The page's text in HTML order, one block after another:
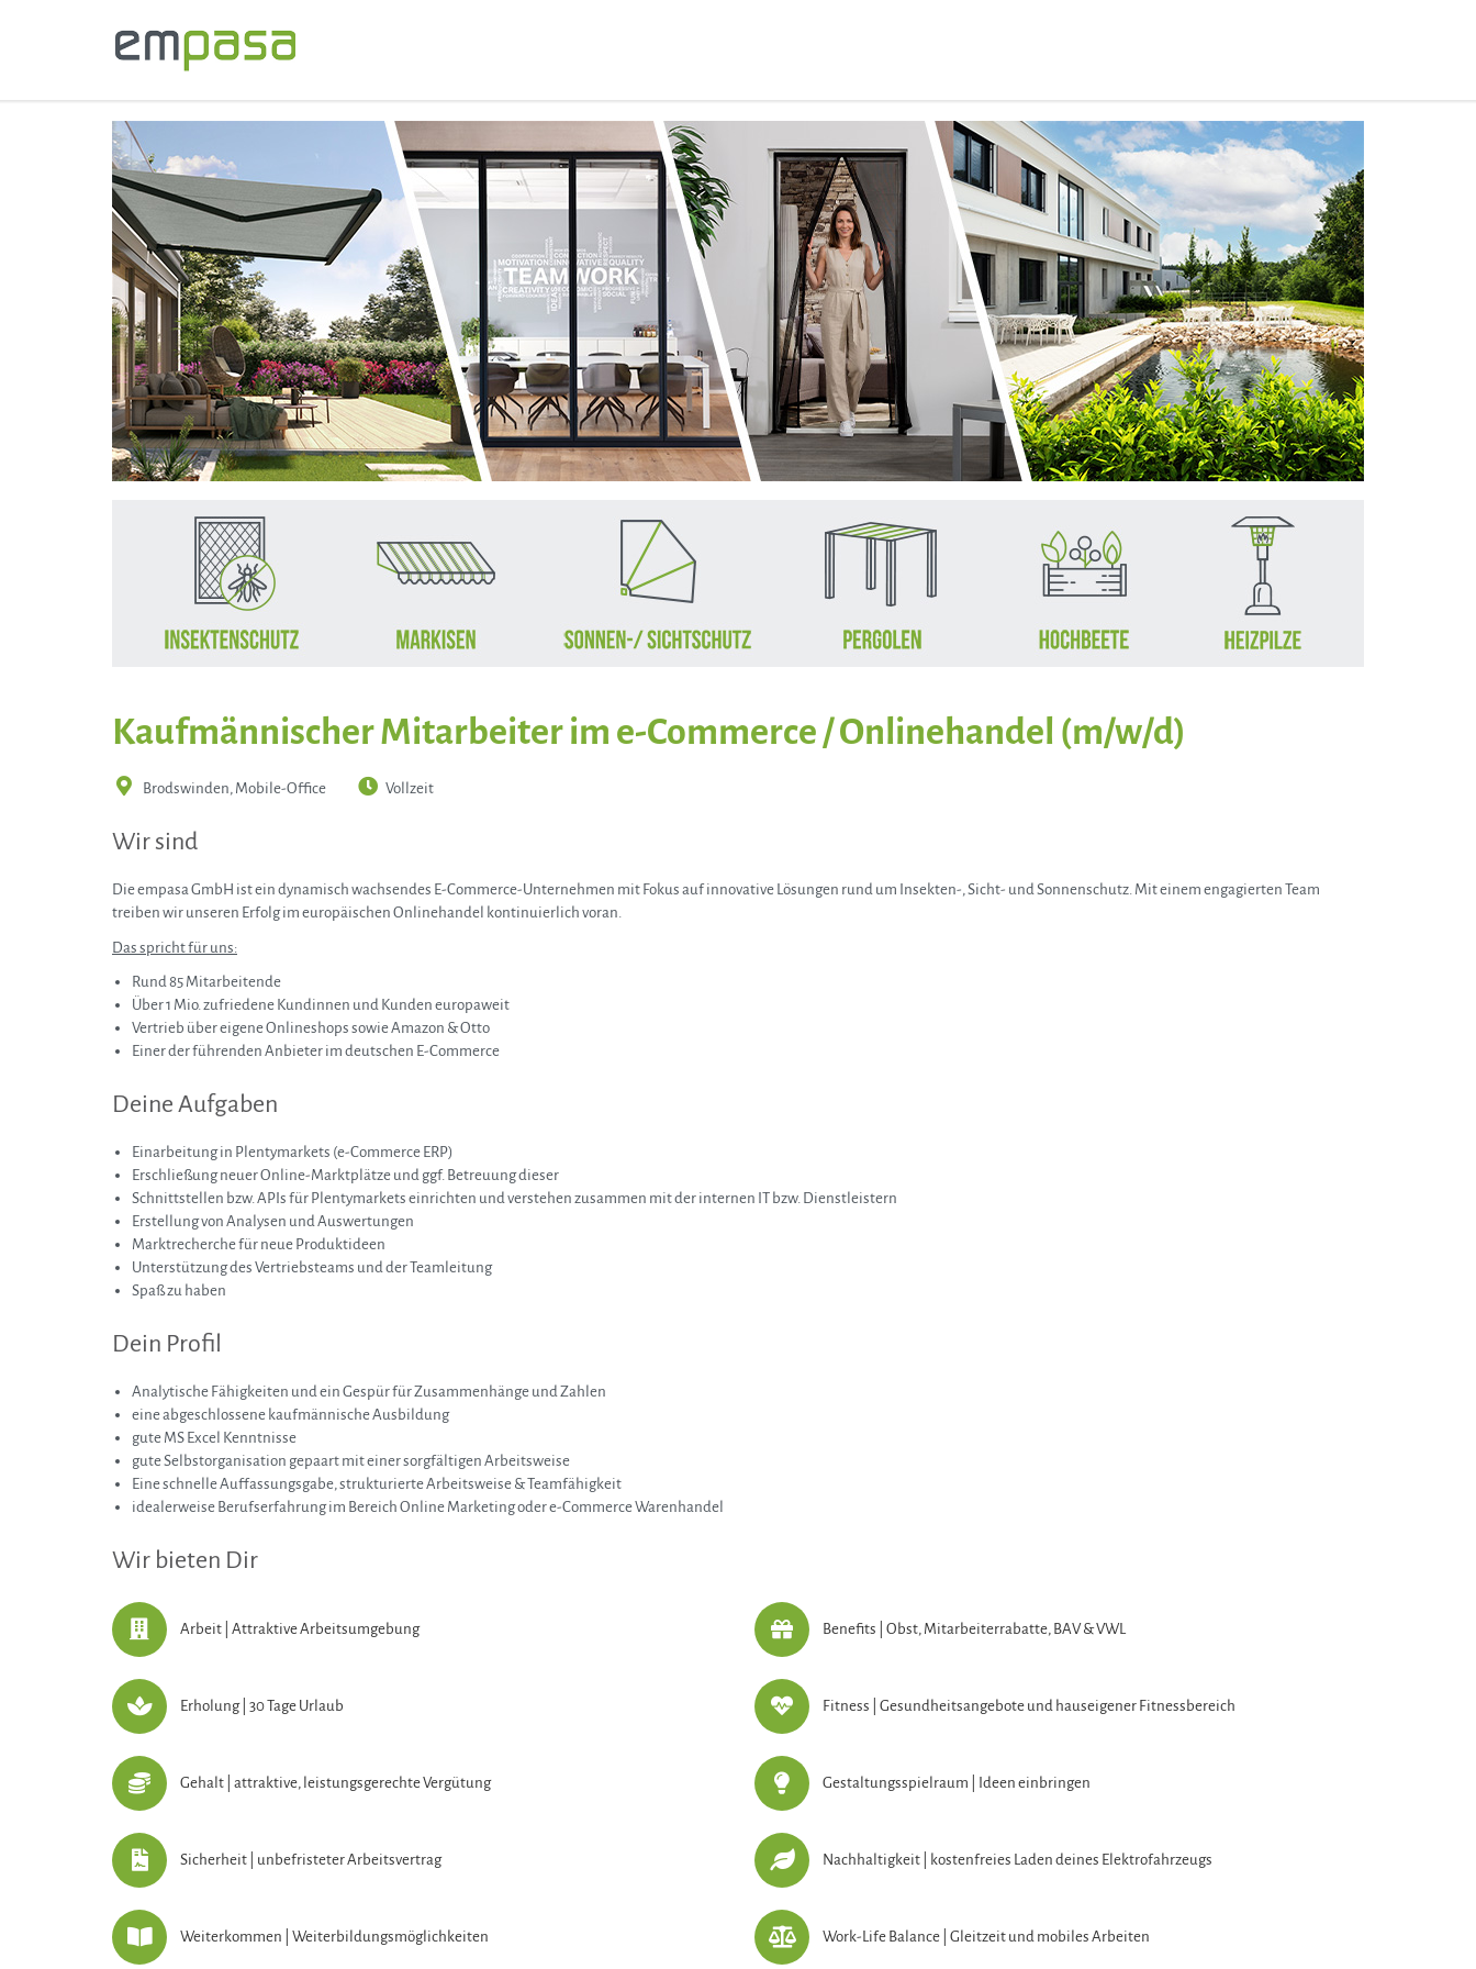
Kaufmännischer Mitarbeiter im e-Commerce / Onlinehandel (m/w/d)
Brodswinden, Mobile-Office Vollzeit
Wir sind
Die empasa GmbH ist ein dynamisch wachsendes E-Commerce-Unternehmen mit Fokus auf innovative Lösungen rund um Insekten-, Sicht- und Sonnenschutz. Mit einem engagierten Team
treiben wir unseren Erfolg im europäischen Onlinehandel kontinuierlich voran.
Das spricht für uns:
Rund 85 Mitarbeitende
Über 1 Mio. zufriedene Kundinnen und Kunden europaweit
Vertrieb über eigene Onlineshops sowie Amazon & Otto
Einer der führenden Anbieter im deutschen E-Commerce
Deine Aufgaben
Einarbeitung in Plentymarkets (e-Commerce ERP)
Erschließung neuer Online-Marktplätze und ggf. Betreuung dieser
Schnittstellen bzw. APIs für Plentymarkets einrichten und verstehen zusammen mit der internen IT bzw. Dienstleistern
Erstellung von Analysen und Auswertungen
Marktrecherche für neue Produktideen
Unterstützung des Vertriebsteams und der Teamleitung
Spaß zu haben
Dein Profil
Analytische Fähigkeiten und ein Gespür für Zusammenhänge und Zahlen
eine abgeschlossene kaufmännische Ausbildung
gute MS Excel Kenntnisse
gute Selbstorganisation gepaart mit einer sorgfältigen Arbeitsweise
Eine schnelle Auffassungsgabe, strukturierte Arbeitsweise & Teamfähigkeit
idealerweise Berufserfahrung im Bereich Online Marketing oder e-Commerce Warenhandel
Wir bieten Dir
Arbeit | Attraktive Arbeitsumgebung Benefits | Obst, Mitarbeiterrabatte, BAV & VWL
Erholung | 30 Tage Urlaub Fitness | Gesundheitsangebote und hauseigener Fitnessbereich
Gehalt | attraktive, leistungsgerechte Vergütung Gestaltungsspielraum | Ideen einbringen
Sicherheit | unbefristeter Arbeitsvertrag Nachhaltigkeit | kostenfreies Laden deines Elektrofahrzeugs
Weiterkommen | Weiterbildungsmöglichkeiten Work-Life Balance | Gleitzeit und mobiles Arbeiten